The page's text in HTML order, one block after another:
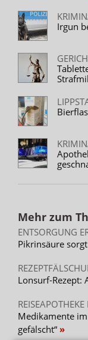
Irgun
Mehr zum
ENTSORGUNG
Pikrinsäure
Lonsurf-Rezept:
Medikamente
gefälscht“